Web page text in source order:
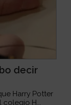
decir
Harry Potter
H...